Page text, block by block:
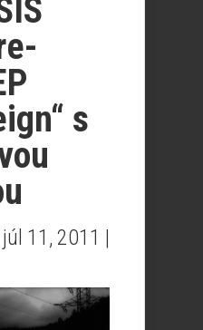
s
11, 2011 |